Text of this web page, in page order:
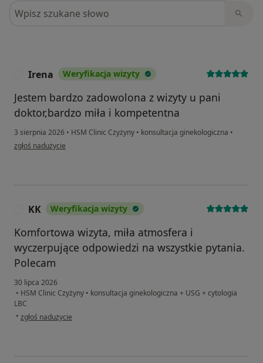
Szukaj w opiniach
Irena Weryfikacja wizyty
Jestem bardzo zadowolona z wizyty u pani
doktor,bardzo miła i kompetentna
3 sierpnia 2026 • HSM Clinic Czyżyny • konsultacja ginekologiczna •
w opinii użytkownika Irena
zgłoś nadużycie
KK Weryfikacja wizyty
Komfortowa wizyta, miła atmosfera i
wyczerpujące odpowiedzi na wszystkie pytania.
Polecam
30 lipca 2026
• HSM Clinic Czyżyny • konsultacja ginekologiczna + USG + cytologia
LBC
• w opinii użytkownika KK
zgłoś nadużycie